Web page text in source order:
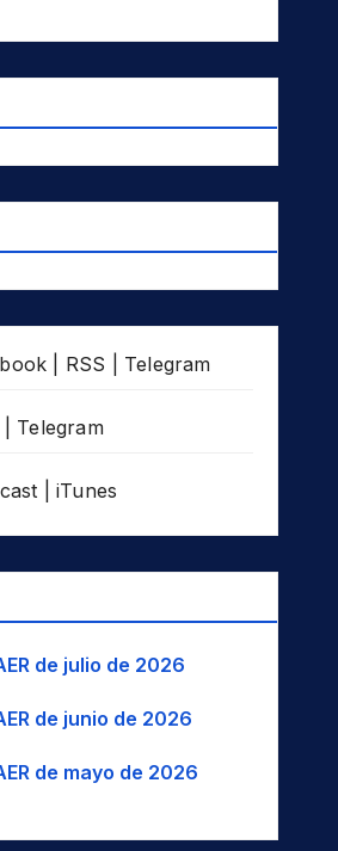
RSS Telegram
Telegram
iTunes
de julio de 2026
de junio de 2026
de mayo de 2026